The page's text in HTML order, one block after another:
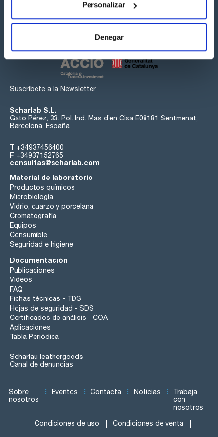
Personalizar
Denegar
Suscríbete a la Newsletter
Scharlab S.L.
Gato Pérez, 33. Pol. Ind. Mas d’en Cisa E08181 Sentmenat,
Barcelona, España
T +34937456400
F +34937152765
consultas@scharlab.com
Material de laboratorio
Productos químicos
Microbiología
Vidrio, cuarzo y porcelana
Cromatografía
Equipos
Consumible
Seguridad e higiene
Documentación
Publicaciones
Videos
FAQ
Fichas técnicas - TDS
Hojas de seguridad - SDS
Certificados de análisis - COA
Aplicaciones
Tabla Periódica
Scharlau leathergoods
Canal de denuncias
Sobre
nosotros
Eventos Contacta Noticias
Trabaja
con
nosotros
Condiciones de uso Condiciones de venta